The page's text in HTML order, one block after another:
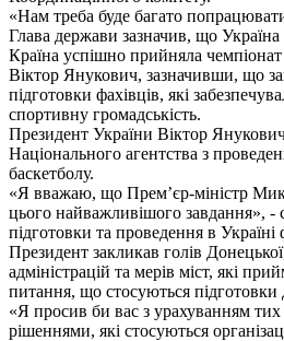
«Нам треба буде багато
Глава держави зазначив, що
Країна успішно прийняла
Віктор Янукович, зазначивши, що
підготовки фахівців, які
спортивну громадськість.
Президент України Віктор
Національного агентства з
баскетболу.
«Я вважаю, що Прем’єр-міністр
цього найважливішого завдання», -
підготовки та проведення в
Президент закликав голів
адміністрацій та мерів міст, які
питання, що стосуються підготовки
«Я просив би вас з урахуванням тих
рішеннями, які стосуються